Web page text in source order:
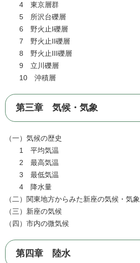
4 東京層群
5 所沢台礫層
6 野火止I礫層
7 野火止II礫層
8 野火止III礫層
9 立川礫層
10 沖積層
第三章 気候・気象
（一）気候の歴史
1 平均気温
2 最高気温
3 最低気温
4 降水量
（二）関東地方からみた新座の気候・気象
（三）新座の気候
（四）市内の微気候
第四章 陸水